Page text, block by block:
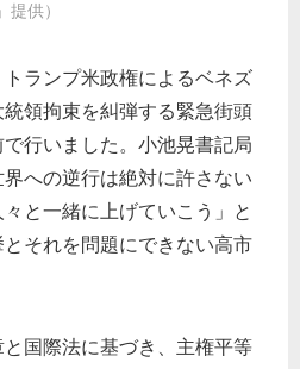
供）
ランプ米政権によるベネズ
領拘束を糾弾する緊急街頭
行いました。小池晃書記局
への逆行は絶対に許さない
と一緒に上げていこう」と
それを問題にできない高市
国際法に基づき、主権平等